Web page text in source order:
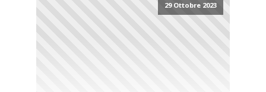
29 Ottobre 2023